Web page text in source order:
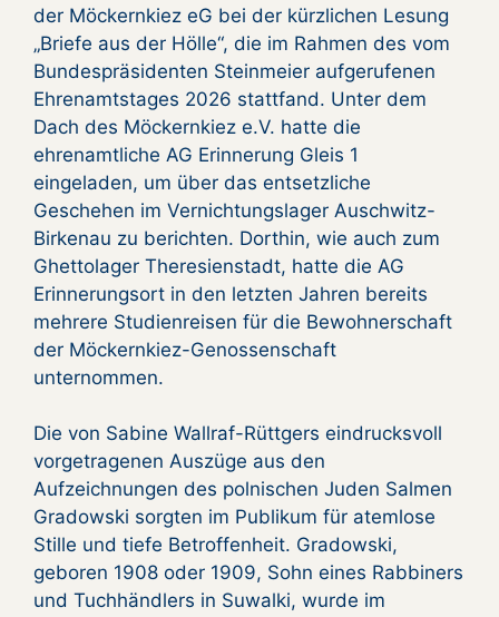
der Möckernkiez eG bei der kürzlichen Lesung
„Briefe aus der Hölle“, die im Rahmen des vom
Bundespräsidenten Steinmeier aufgerufenen
Ehrenamtstages 2026 stattfand. Unter dem
Dach des Möckernkiez e.V. hatte die
ehrenamtliche AG Erinnerung Gleis 1
eingeladen, um über das entsetzliche
Geschehen im Vernichtungslager Auschwitz-
Birkenau zu berichten. Dorthin, wie auch zum
Ghettolager Theresienstadt, hatte die AG
Erinnerungsort in den letzten Jahren bereits
mehrere Studienreisen für die Bewohnerschaft
der Möckernkiez-Genossenschaft
unternommen.
Die von Sabine Wallraf-Rüttgers eindrucksvoll
vorgetragenen Auszüge aus den
Aufzeichnungen des polnischen Juden Salmen
Gradowski sorgten im Publikum für atemlose
Stille und tiefe Betroffenheit. Gradowski,
geboren 1908 oder 1909, Sohn eines Rabbiners
und Tuchhändlers in Suwalki, wurde im